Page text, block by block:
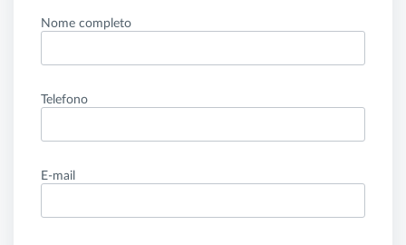
Nome completo
Telefono
E-mail